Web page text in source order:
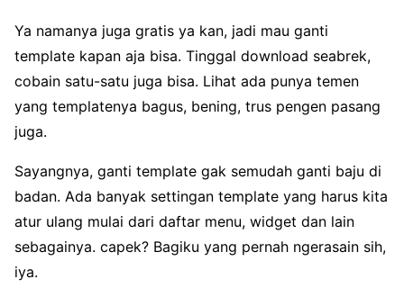
Ya namanya juga gratis ya kan, jadi mau ganti
template kapan aja bisa. Tinggal download seabrek,
cobain satu-satu juga bisa. Lihat ada punya temen
yang templatenya bagus, bening, trus pengen pasang
juga.
Sayangnya, ganti template gak semudah ganti baju di
badan. Ada banyak settingan template yang harus kita
atur ulang mulai dari daftar menu, widget dan lain
sebagainya. capek? Bagiku yang pernah ngerasain sih,
iya.